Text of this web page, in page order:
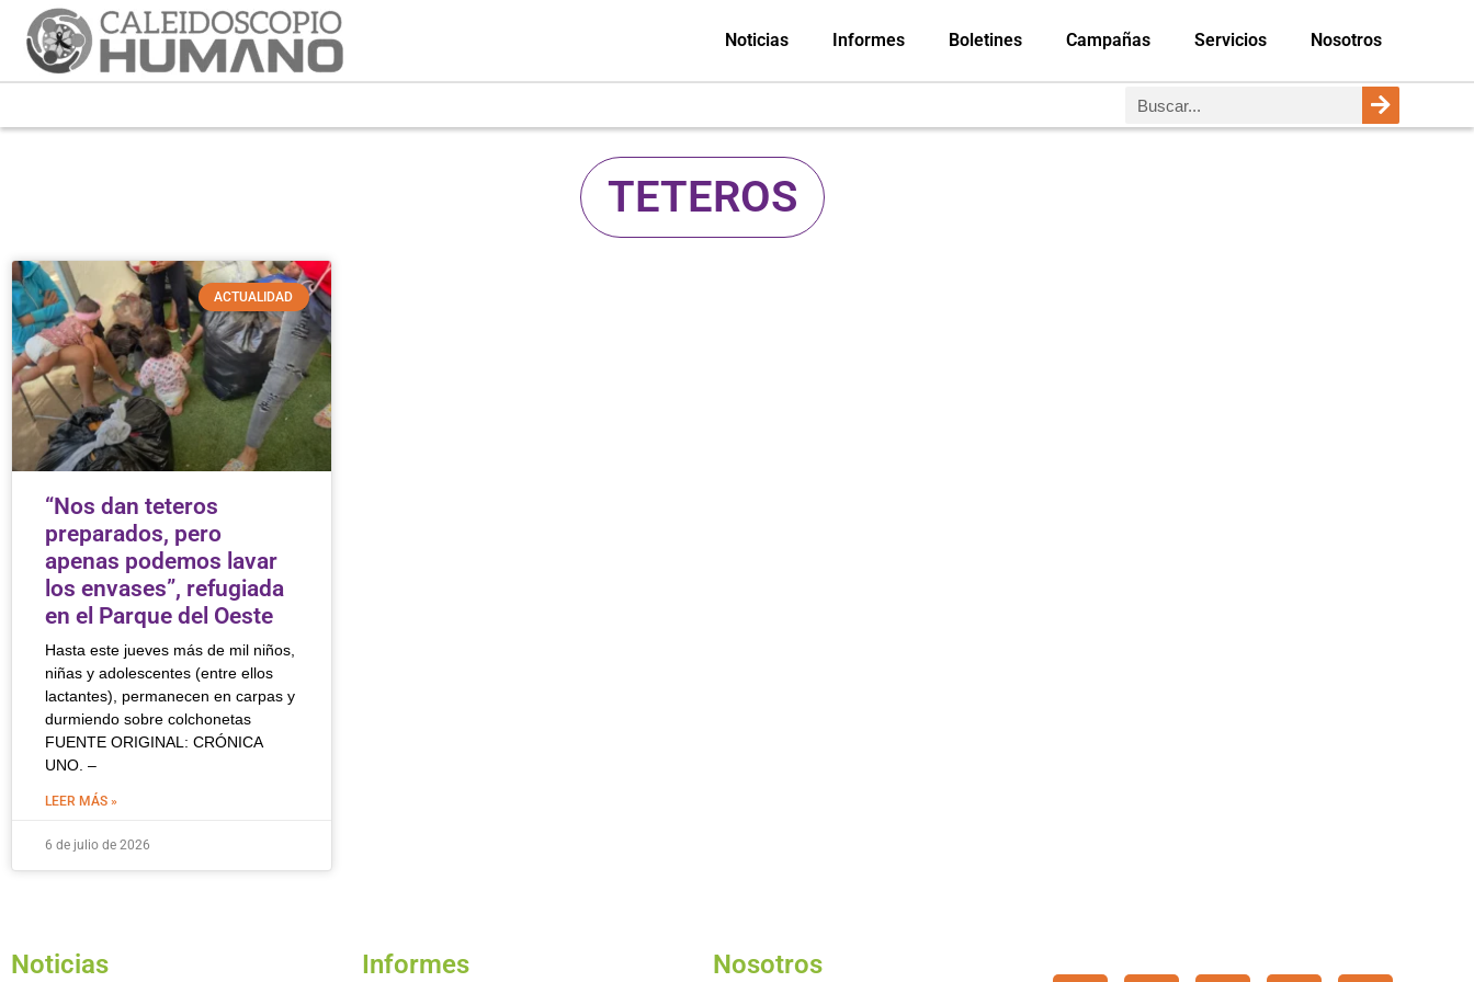
Noticias Informes Boletines Campañas Servicios Nosotros
TETEROS
ACTUALIDAD
“Nos dan teteros
preparados, pero
apenas podemos lavar
los envases”, refugiada
en el Parque del Oeste
Hasta este jueves más de mil niños,
niñas y adolescentes (entre ellos
lactantes), permanecen en carpas y
durmiendo sobre colchonetas
FUENTE ORIGINAL: CRÓNICA
UNO. –
LEER MÁS »
6 de julio de 2026
Noticias Informes Nosotros